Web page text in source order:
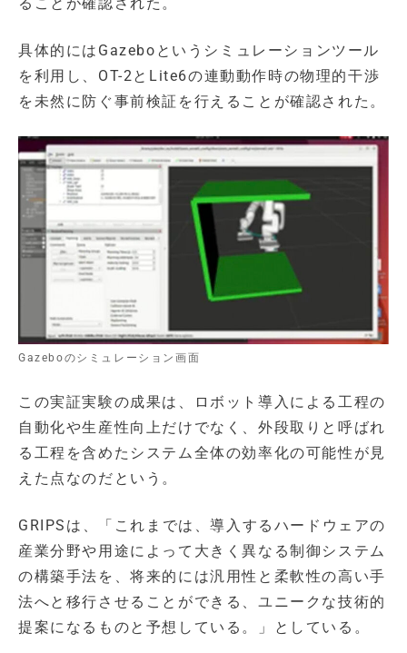
具体的にはGazeboというシミュレーションツール
を利用し、OT-2とLite6の連動動作時の物理的干渉
を未然に防ぐ事前検証を行えることが確認された。
Gazeboのシミュレーション画面
この実証実験の成果は、ロボット導入による工程の
自動化や生産性向上だけでなく、外段取りと呼ばれ
る工程を含めたシステム全体の効率化の可能性が見
えた点なのだという。
GRIPSは、「これまでは、導入するハードウェアの
産業分野や用途によって大きく異なる制御システム
の構築手法を、将来的には汎用性と柔軟性の高い手
法へと移行させることができる、ユニークな技術的
提案になるものと予想している。」としている。